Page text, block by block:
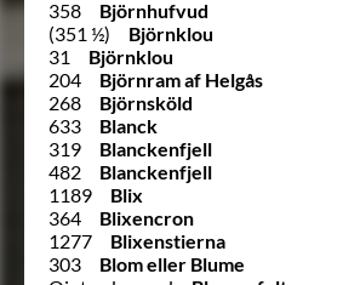
358
Björnhufvud
(351 ½)
Björnklou
31
Björnklou
204
Björnram af Helgås
268
Björnsköld
633
Blanck
319
Blanckenfjell
482
Blanckenfjell
1189
Blix
364
Blixencron
1277
Blixenstierna
303
Blom eller Blume